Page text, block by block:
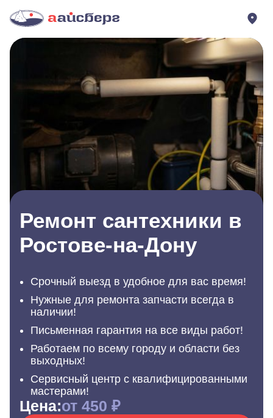
Ремонт сантехники в
Ростове-на-Дону
Срочный выезд в удобное для вас время!
Нужные для ремонта запчасти всегда в
наличии!
Письменная гарантия на все виды работ!
Работаем по всему городу и области без
выходных!
Сервисный центр с квалифицированными
мастерами!
Цена:от 450 ₽